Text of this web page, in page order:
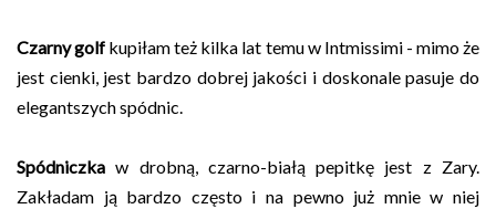
Czarny golf kupiłam też kilka lat temu w Intmissimi - mimo że
jest cienki, jest bardzo dobrej jakości i doskonale pasuje do
elegantszych spódnic.
Spódniczka w drobną, czarno-białą pepitkę jest z Zary.
Zakładam ją bardzo często i na pewno już mnie w niej